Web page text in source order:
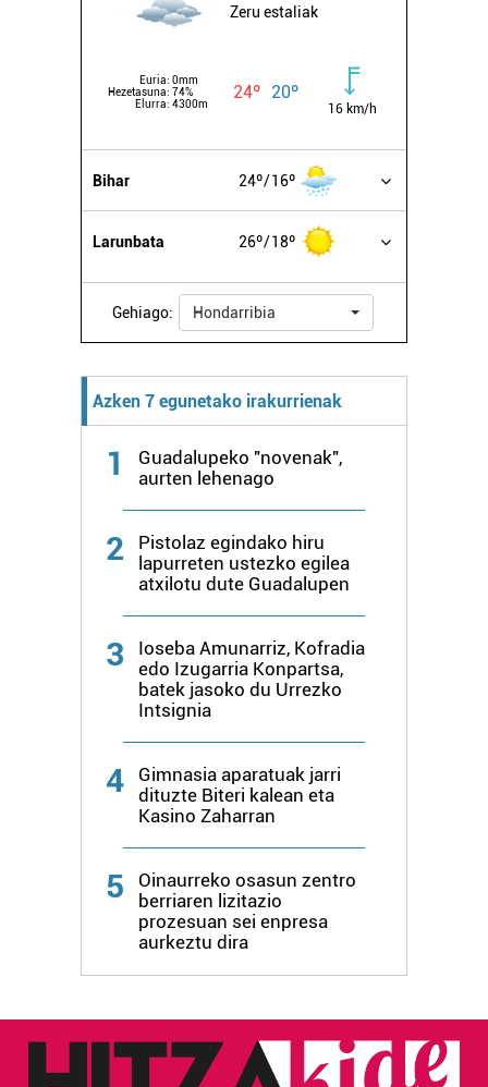
Zeru estaliak
Euria: 0mm
Hezetasuna: 74%
Elurra: 4300m
24º 20º
16 km/h
Bihar 24º 16º
Larunbata 26º 18º
Gehiago: Hondarribia
Azken 7 egunetako irakurrienak
1
Guadalupeko "novenak",
aurten lehenago
2
Pistolaz egindako hiru
lapurreten ustezko egilea
atxilotu dute Guadalupen
3
Ioseba Amunarriz, Kofradia
edo Izugarria Konpartsa,
batek jasoko du Urrezko
Intsignia
4
Gimnasia aparatuak jarri
dituzte Biteri kalean eta
Kasino Zaharran
5
Oinaurreko osasun zentro
berriaren lizitazio
prozesuan sei enpresa
aurkeztu dira